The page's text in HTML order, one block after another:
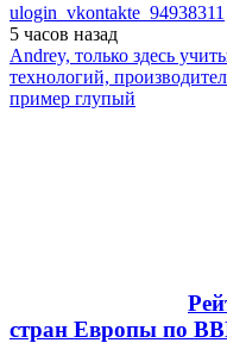
ulogin_vkontakte_94938311
5 часов назад
Andrey, только здесь
технологий,
пример глупый
стран Европы по